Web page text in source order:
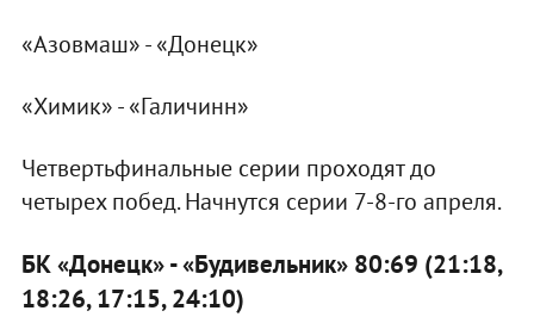
«Азовмаш» - «Донецк»
«Химик» - «Галичинн»
Четвертьфинальные серии проходят до
четырех побед. Начнутся серии 7-8-го апреля.
БК «Донецк» - «Будивельник» 80:69 (21:18,
18:26, 17:15, 24:10)